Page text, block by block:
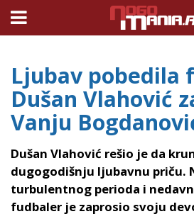
Ljubav pobedila
Dušan Vlahović
Vanju
Dušan Vlahović rešio je da
dugogodišnju ljubavnu priču.
turbulentnog perioda i
fudbaler je zaprosio svoju